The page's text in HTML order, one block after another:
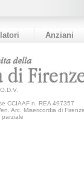
Anziani
CCIAAF n. REA 497357
Arc. Misericordia di